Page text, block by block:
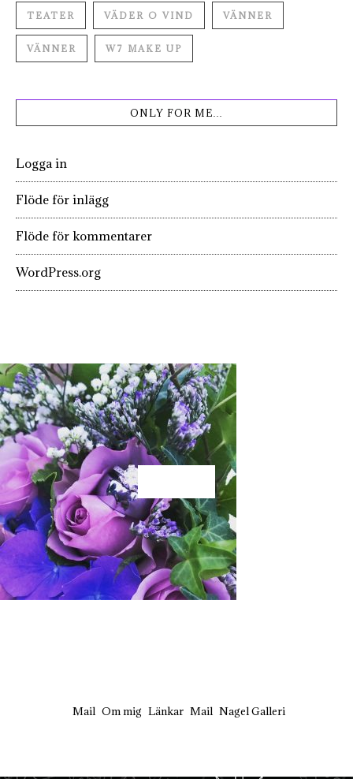
TEATER VÄDER O VIND VÄNNER
VÄNNER W7 MAKE UP
ONLY FOR ME…
Logga in
Flöde för inlägg
Flöde för kommentarer
WordPress.org
Mail Om mig Länkar Mail Nagel Galleri